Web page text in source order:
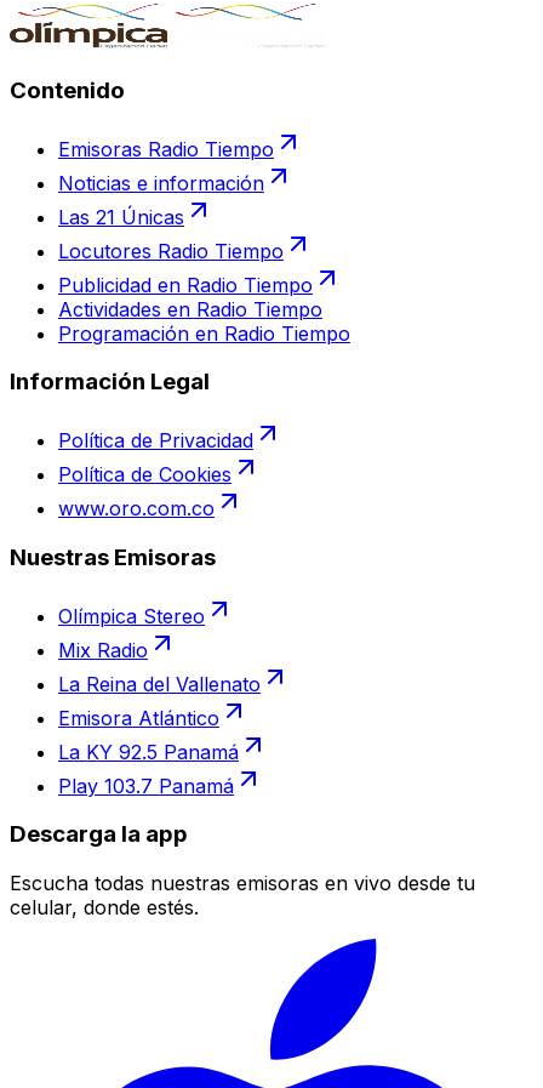
Contenido
Emisoras Radio Tiempo
Noticias e información
Las 21 Únicas
Locutores Radio Tiempo
Publicidad en Radio Tiempo
Actividades en Radio Tiempo
Programación en Radio Tiempo
Información Legal
Política de Privacidad
Política de Cookies
www.oro.com.co
Nuestras Emisoras
Olímpica Stereo
Mix Radio
La Reina del Vallenato
Emisora Atlántico
La KY 92.5 Panamá
Play 103.7 Panamá
Descarga la app
Escucha todas nuestras emisoras en vivo desde tu
celular, donde estés.